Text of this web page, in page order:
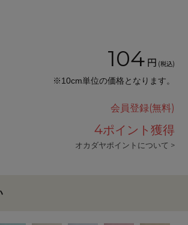
104 円 (税込)
※10cm単位の価格となります。
会員登録(無料)
4ポイント獲得
オカダヤポイントについて >